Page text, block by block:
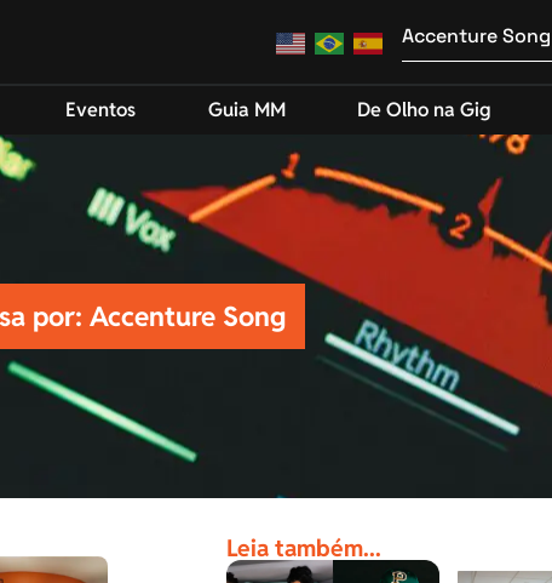
Eventos Guia MM De Olho na Gig
por: Accenture Song
Leia também...